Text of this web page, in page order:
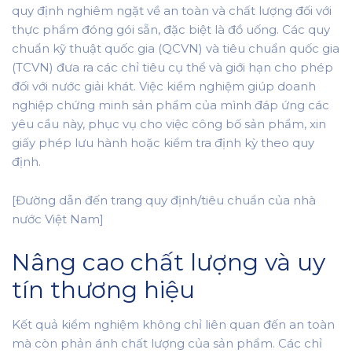
quy định nghiêm ngặt về an toàn và chất lượng đối với
thực phẩm đóng gói sẵn, đặc biệt là đồ uống. Các quy
chuẩn kỹ thuật quốc gia (QCVN) và tiêu chuẩn quốc gia
(TCVN) đưa ra các chỉ tiêu cụ thể và giới hạn cho phép
đối với nước giải khát. Việc kiểm nghiệm giúp doanh
nghiệp chứng minh sản phẩm của mình đáp ứng các
yêu cầu này, phục vụ cho việc công bố sản phẩm, xin
giấy phép lưu hành hoặc kiểm tra định kỳ theo quy
định.
[Đường dẫn đến trang quy định/tiêu chuẩn của nhà
nước Việt Nam]
Nâng cao chất lượng và uy
tín thương hiệu
Kết quả kiểm nghiệm không chỉ liên quan đến an toàn
mà còn phản ánh chất lượng của sản phẩm. Các chỉ